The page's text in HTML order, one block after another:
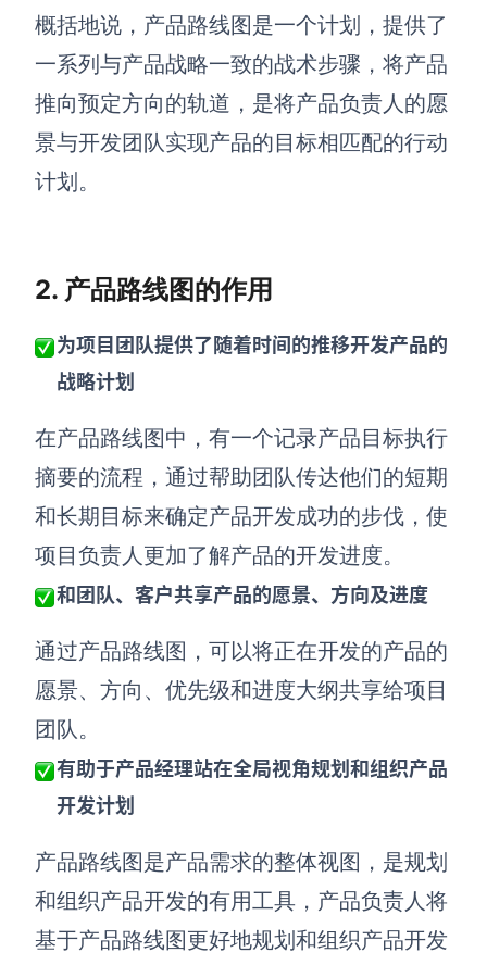
UML图
数据流图
情绪板
AI创作
创意与绘图
AI生成思维导图
AI生成流程图
AI生成用户旅程图
AI生成鱼骨图
AI生成甘特图
AI生成组织结构图
战略与流程设计
AI生成商业画布
AI生成SWOT分析
AI生成PEST分析
AI生成5Why分析
AI生成平衡计分卡
AI生成胜任力模型
数据分析与策略 智能创作
概括地说，产品路线图是一个计划，提供了
一系列与产品战略一致的战术步骤，将产品
推向预定方向的轨道，是将产品负责人的愿
景与开发团队实现产品的目标相匹配的行动
计划。
2. 产品路线图的作用
为项目团队提供了随着时间的推移开发产品的
战略计划
在产品路线图中，有一个记录产品目标执行
摘要的流程，通过帮助团队传达他们的短期
和长期目标来确定产品开发成功的步伐，使
项目负责人更加了解产品的开发进度。
和团队、客户共享产品的愿景、方向及进度
通过产品路线图，可以将正在开发的产品的
愿景、方向、优先级和进度大纲共享给项目
团队。
有助于产品经理站在全局视角规划和组织产品
开发计划
产品路线图是产品需求的整体视图，是规划
和组织产品开发的有用工具，产品负责人将
基于产品路线图更好地规划和组织产品开发